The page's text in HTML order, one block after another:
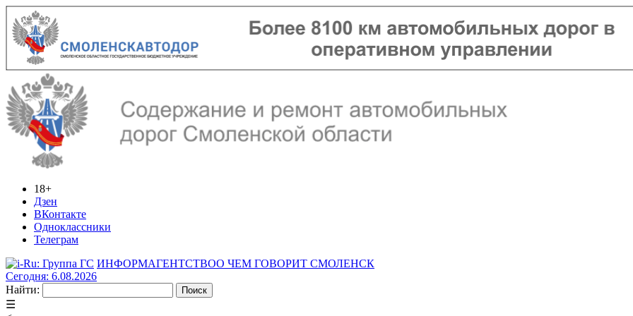
18+
Дзен
ВКонтакте
Одноклассники
Телеграм
ИНФОРМАГЕНТСТВОО ЧЕМ ГОВОРИТ СМОЛЕНСК
Сегодня: 6.08.2026
Найти:
☰